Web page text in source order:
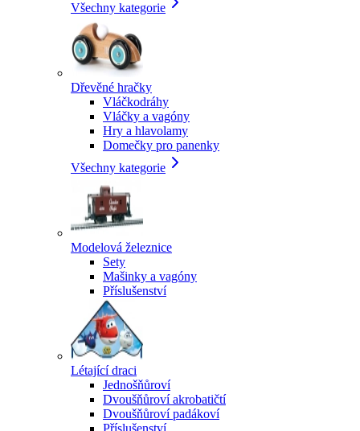
Všechny kategorie
Dřevěné hračky
Vláčkodráhy
Vláčky a vagóny
Hry a hlavolamy
Domečky pro panenky
Všechny kategorie
Modelová železnice
Sety
Mašinky a vagóny
Příslušenství
Létající draci
Jednošňůroví
Dvoušňůroví akrobatičtí
Dvoušňůroví padákoví